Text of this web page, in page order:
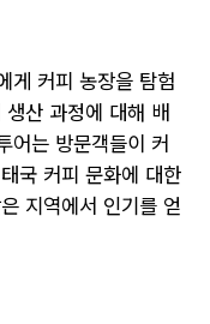
게 커피 농장을 탐험
산 과정에 대해 배
어는 방문객들이 커
국 커피 문화에 대한
지역에서 인기를 얻